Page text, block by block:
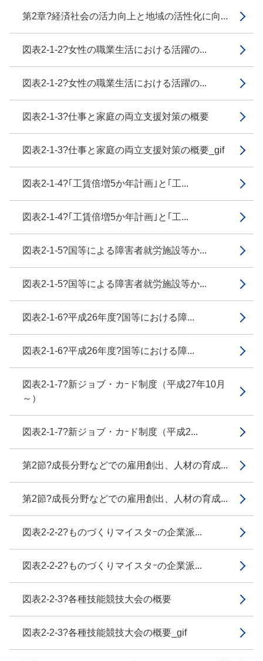
第2章?経済社会の活力向上と地域の活性化に向...
図表2-1-2?女性の職業生活における活躍の...
図表2-1-2?女性の職業生活における活躍の...
図表2-1-3?仕事と家庭の両立支援対策の概要
図表2-1-3?仕事と家庭の両立支援対策の概要_gif
図表2-1-4?｢工賃倍増5か年計画｣と｢工...
図表2-1-4?｢工賃倍増5か年計画｣と｢工...
図表2-1-5?国等による障害者就労施設等か...
図表2-1-5?国等による障害者就労施設等か...
図表2-1-6?平成26年度?国等における障...
図表2-1-6?平成26年度?国等における障...
図表2-1-7?新ジョブ・カｰド制度（平成27年10月
～）
図表2-1-7?新ジョブ・カｰド制度（平成2...
第2節?成長分野などでの雇用創出、人材の育成...
第2節?成長分野などでの雇用創出、人材の育成...
図表2-2-2?ものづくりマイスタｰの企業派...
図表2-2-2?ものづくりマイスタｰの企業派...
図表2-2-3?各種技能競技大会の概要
図表2-2-3?各種技能競技大会の概要_gif